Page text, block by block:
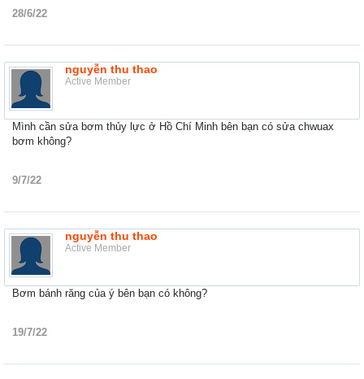
28/6/22
nguyễn thu thao
Active Member
Mình cần sửa bơm thủy lực ở Hồ Chí Minh bên bạn có sửa chwuax
bơm không?
9/7/22
nguyễn thu thao
Active Member
Bơm bánh răng của ý bên bạn có không?
19/7/22